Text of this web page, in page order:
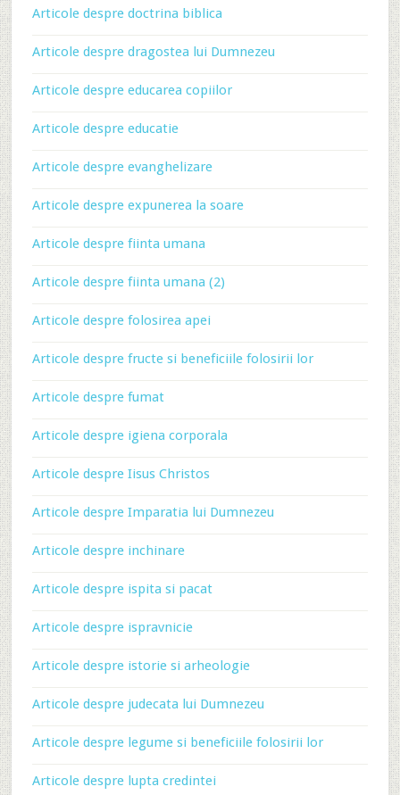
Articole despre doctrina biblica
Articole despre dragostea lui Dumnezeu
Articole despre educarea copiilor
Articole despre educatie
Articole despre evanghelizare
Articole despre expunerea la soare
Articole despre fiinta umana
Articole despre fiinta umana (2)
Articole despre folosirea apei
Articole despre fructe si beneficiile folosirii lor
Articole despre fumat
Articole despre igiena corporala
Articole despre Iisus Christos
Articole despre Imparatia lui Dumnezeu
Articole despre inchinare
Articole despre ispita si pacat
Articole despre ispravnicie
Articole despre istorie si arheologie
Articole despre judecata lui Dumnezeu
Articole despre legume si beneficiile folosirii lor
Articole despre lupta credintei